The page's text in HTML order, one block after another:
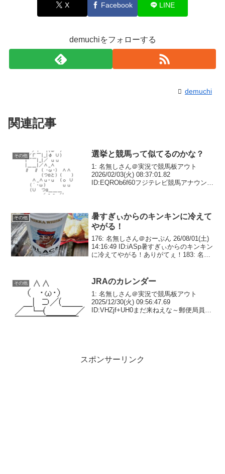
X Facebook LINE
demuchiをフォローする
demuchi
関連記事
その他 選挙と競馬って似てるのかな？
1: 名無しさん＠実況で競馬板アウト
2026/02/03(火) 08:37:01.82
ID:EQROb6f60フジテレビ競馬アナウンサ
その他
暑すぎぃからのキンキンに冷えて
やがる！
176: 名無しさん＠おーぷん 26/08/01(土)
14:16:49 ID:iASp暑すぎぃからのキンキン
に冷えてやがる！ありがてぇ！183: 名無
その他 JRAのカレンダー
1: 名無しさん＠実況で競馬板アウト
2025/12/30(火) 09:56:47.69
ID:VHZjf+UH0まだ来ねえな～郵便局員乙
スポンサーリンク